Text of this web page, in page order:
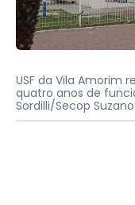
USF da Vila Amorim
quatro anos de
Sordilli/Secop